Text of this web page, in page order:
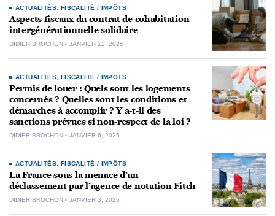
ACTUALITÉS FISCALITÉ / IMPÔTS
Aspects fiscaux du contrat de cohabitation
intergénérationnelle solidaire
DIDIER BROCHON JANVIER 12, 2025
ACTUALITÉS FISCALITÉ / IMPÔTS
Permis de louer : Quels sont les logements
concernés ? Quelles sont les conditions et
démarches à accomplir ? Y a-t-il des
sanctions prévues si non-respect de la loi ?
DIDIER BROCHON JANVIER 6, 2025
ACTUALITÉS FISCALITÉ / IMPÔTS
La France sous la menace d’un
déclassement par l’agence de notation Fitch
DIDIER BROCHON JANVIER 3, 2025